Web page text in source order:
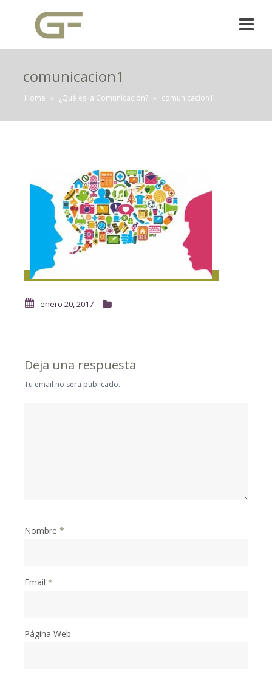
comunicacion1
Home » ¿Qué es la Comunicación? » comunicacion1
enero 20, 2017
Deja una respuesta
Tu email no sera publicado.
Nombre *
Email *
Página Web